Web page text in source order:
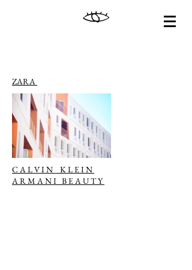
ZARA
C A L V I N K L E I N
A R M A N I B E A U T Y